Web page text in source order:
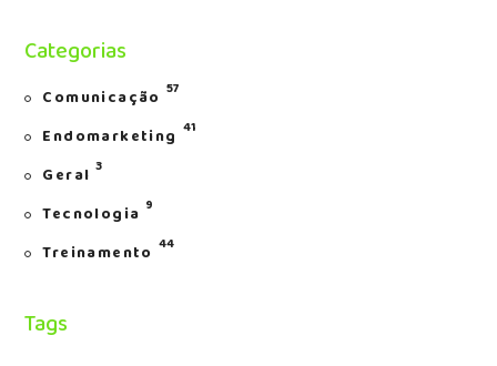
Categorias
Comunicação 57
Endomarketing 41
Geral 3
Tecnologia 9
Treinamento 44
Tags